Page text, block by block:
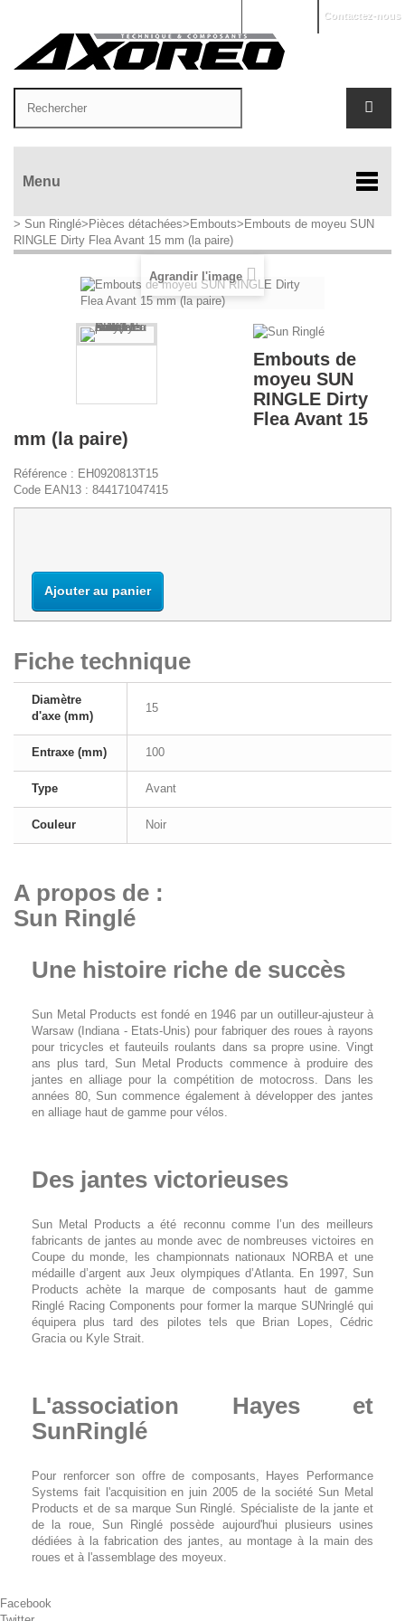
Contactez-nous
Menu
> Sun Ringlé> Pièces détachées> Embouts> Embouts de moyeu SUN
RINGLE Dirty Flea Avant 15 mm (la paire)
Agrandir l'image
Embouts de
moyeu SUN
RINGLE Dirty
Flea Avant 15
mm (la paire)
Référence : EH0920813T15
Code EAN13 : 844171047415
Ajouter au panier
Fiche technique
Diamètre
d'axe (mm)
15
Entraxe (mm) 100
Type Avant
Couleur Noir
A propos de :
Sun Ringlé
Une histoire riche de succès
Sun Metal Products est fondé en 1946 par un outilleur-ajusteur à
Warsaw (Indiana - Etats-Unis) pour fabriquer des roues à rayons
pour tricycles et fauteuils roulants dans sa propre usine. Vingt
ans plus tard, Sun Metal Products commence à produire des
jantes en alliage pour la compétition de motocross. Dans les
années 80, Sun commence également à développer des jantes
en alliage haut de gamme pour vélos.
Des jantes victorieuses
Sun Metal Products a été reconnu comme l’un des meilleurs
fabricants de jantes au monde avec de nombreuses victoires en
Coupe du monde, les championnats nationaux NORBA et une
médaille d’argent aux Jeux olympiques d’Atlanta. En 1997, Sun
Products achète la marque de composants haut de gamme
Ringlé Racing Components pour former la marque SUNringlé qui
équipera plus tard des pilotes tels que Brian Lopes, Cédric
Gracia ou Kyle Strait.
L'association Hayes et
SunRinglé
Pour renforcer son offre de composants, Hayes Performance
Systems fait l'acquisition en juin 2005 de la société Sun Metal
Products et de sa marque Sun Ringlé. Spécialiste de la jante et
de la roue, Sun Ringlé possède aujourd'hui plusieurs usines
dédiées à la fabrication des jantes, au montage à la main des
roues et à l'assemblage des moyeux.
Facebook